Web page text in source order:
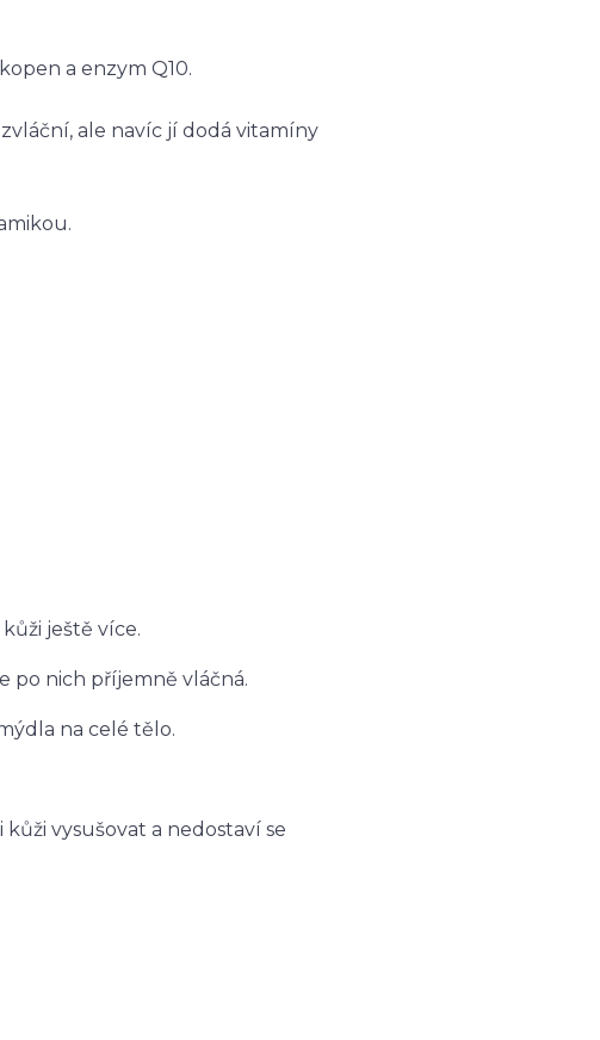
a enzym Q10.
ale navíc jí dodá vitamíny
ještě více.
po nich příjemně vláčná.
na celé tělo.
vysušovat a nedostaví se